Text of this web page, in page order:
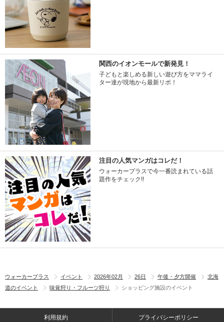
関西のイオンモールで新発見！
子どもと楽しめる新しい遊び方をママライ
ター達が現地から最新リポ！
注目の人気マンガはコレだ！
ウォーカープラスで今一番読まれている話
題作をチェック!!
ウォーカープラス イベント 2026年02月 26日 午後・夕方開催
北海
道のイベント
味覚狩り・フルーツ狩り ショッピング施設のイベント
利用規約 プライバシーポリシー